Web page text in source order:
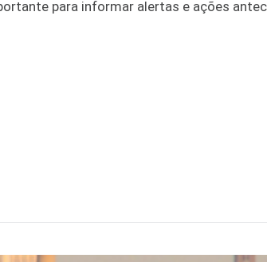
para informar alertas e ações